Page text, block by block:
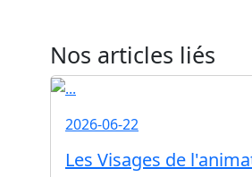
Nos articles liés
2026-06-22
Les Visages de